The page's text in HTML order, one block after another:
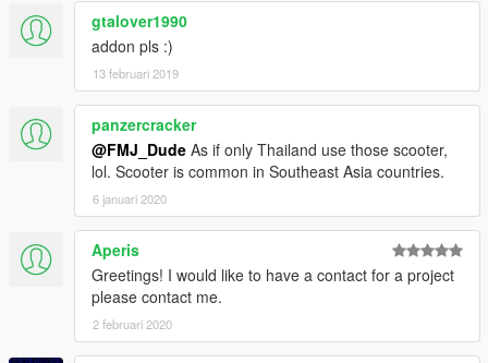
gtalover1990
addon pls :)
13 februari 2019
panzercracker
@FMJ_Dude As if only Thailand use those scooter,
lol. Scooter is common in Southeast Asia countries.
6 januari 2020
Aperis
Greetings! I would like to have a contact for a project
please contact me.
2 februari 2020